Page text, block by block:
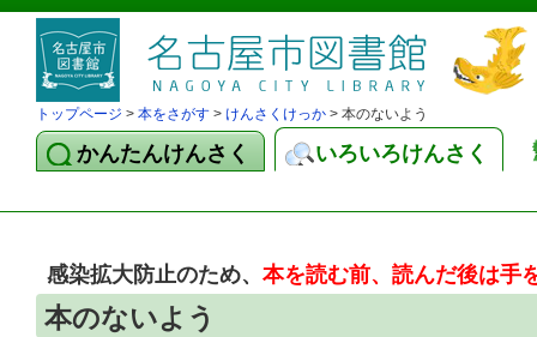
トップページ > 本をさがす > けんさくけっか > 本のないよう
かんたんけんさく いろいろけんさく
感染拡大防止のため、本を読む前、読んだ後は手
本のないよう